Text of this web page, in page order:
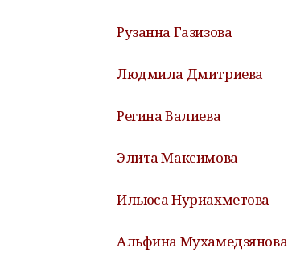
Рузанна Газизова
Людмила Дмитриева
Регина Валиева
Элита Максимова
Ильюса Нуриахметова
Альфина Мухамедзянова